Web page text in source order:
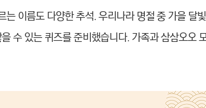
는 이름도 다양한 추석. 우리나라 명절 중 가을 달
수 있는 퀴즈를 준비했습니다. 가족과 삼삼오오